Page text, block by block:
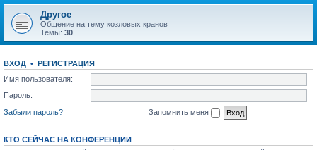
Другое
Общение на тему козловых кранов
Темы: 30
ВХОД • РЕГИСТРАЦИЯ
Имя пользователя:
Пароль:
Забыли пароль?
Запомнить меня
КТО СЕЙЧАС НА КОНФЕРЕНЦИИ